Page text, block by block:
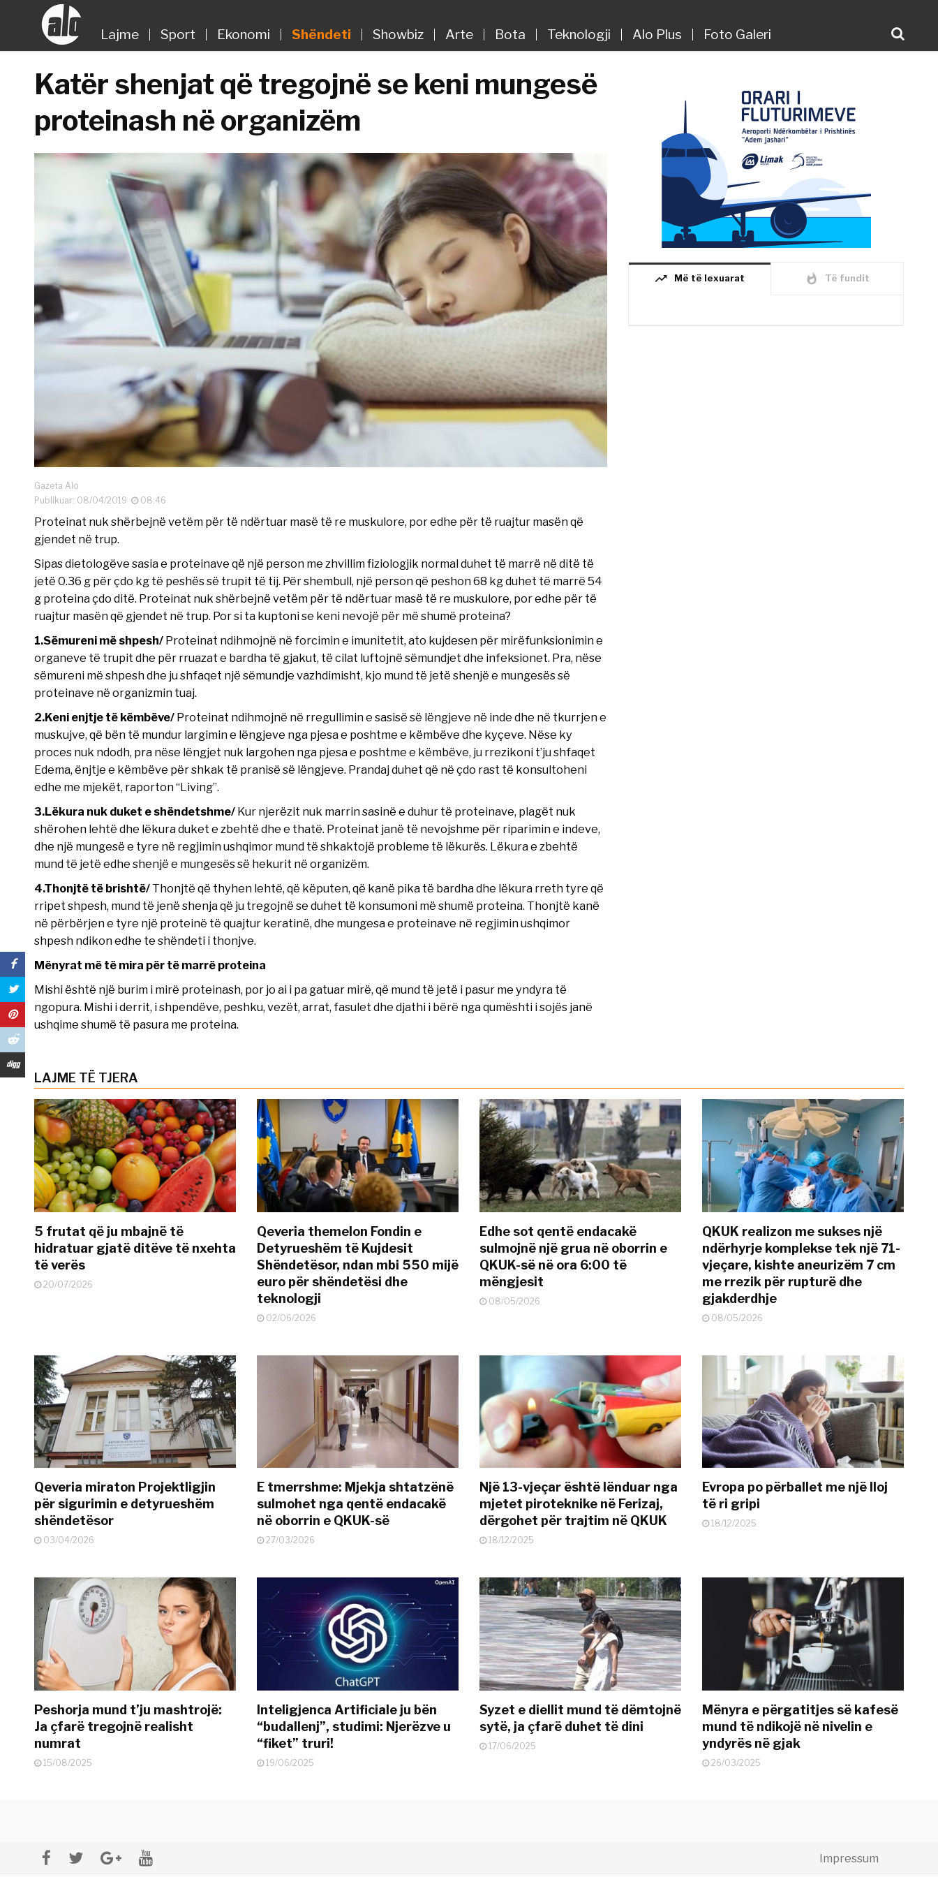
Lajme Sport Ekonomi Shëndeti Showbiz Arte Bota Teknologji Alo Plus Foto Galeri
Katër shenjat që tregojnë se keni mungesë
proteinash në organizëm
Gazeta Alo
Publikuar: 08/04/2019
08:46
Proteinat nuk shërbejnë vetëm për të ndërtuar masë të re muskulore, por edhe për të ruajtur masën që
gjendet në trup.
Sipas dietologëve sasia e proteinave që një person me zhvillim fiziologjik normal duhet të marrë në ditë të
jetë 0.36 g për çdo kg të peshës së trupit të tij. Për shembull, një person që peshon 68 kg duhet të marrë 54
g proteina çdo ditë. Proteinat nuk shërbejnë vetëm për të ndërtuar masë të re muskulore, por edhe për të
ruajtur masën që gjendet në trup. Por si ta kuptoni se keni nevojë për më shumë proteina?
1.Sëmureni më shpesh/Proteinat ndihmojnë në forcimin e imunitetit, ato kujdesen për mirëfunksionimin e
organeve të trupit dhe për rruazat e bardha të gjakut, të cilat luftojnë sëmundjet dhe infeksionet. Pra, nëse
sëmureni më shpesh dhe ju shfaqet një sëmundje vazhdimisht, kjo mund të jetë shenjë e mungesës së
proteinave në organizmin tuaj.
2.Keni enjtje të këmbëve/ Proteinat ndihmojnë në rregullimin e sasisë së lëngjeve në inde dhe në tkurrjen e
muskujve, që bën të mundur largimin e lëngjeve nga pjesa e poshtme e këmbëve dhe kyçeve. Nëse ky
proces nuk ndodh, pra nëse lëngjet nuk largohen nga pjesa e poshtme e këmbëve, ju rrezikoni t’ju shfaqet
Edema, ënjtje e këmbëve për shkak të pranisë së lëngjeve. Prandaj duhet që në çdo rast të konsultoheni
edhe me mjekët, raporton “Living”.
3.Lëkura nuk duket e shëndetshme/Kur njerëzit nuk marrin sasinë e duhur të proteinave, plagët nuk
shërohen lehtë dhe lëkura duket e zbehtë dhe e thatë. Proteinat janë të nevojshme për riparimin e indeve,
dhe një mungesë e tyre në regjimin ushqimor mund të shkaktojë probleme të lëkurës. Lëkura e zbehtë
mund të jetë edhe shenjë e mungesës së hekurit në organizëm.
4.Thonjtë të brishtë/Thonjtë që thyhen lehtë, që këputen, që kanë pika të bardha dhe lëkura rreth tyre që
rripet shpesh, mund të jenë shenja që ju tregojnë se duhet të konsumoni më shumë proteina. Thonjtë kanë
në përbërjen e tyre një proteinë të quajtur keratinë, dhe mungesa e proteinave në regjimin ushqimor
shpesh ndikon edhe te shëndeti i thonjve.
Mënyrat më të mira për të marrë proteina
Mishi është një burim i mirë proteinash, por jo ai i pa gatuar mirë, që mund të jetë i pasur me yndyra të
ngopura. Mishi i derrit, i shpendëve, peshku, vezët, arrat, fasulet dhe djathi i bërë nga qumështi i sojës janë
ushqime shumë të pasura me proteina.
trending_up Më të lexuarat whatshot Të fundit
LAJME TË TJERA
5 frutat që ju mbajnë të
hidratuar gjatë ditëve të nxehta
të verës
20/07/2026
Qeveria themelon Fondin e
Detyrueshëm të Kujdesit
Shëndetësor, ndan mbi 550 mijë
euro për shëndetësi dhe
teknologji
02/06/2026
Edhe sot qentë endacakë
sulmojnë një grua në oborrin e
QKUK-së në ora 6:00 të
mëngjesit
08/05/2026
QKUK realizon me sukses një
ndërhyrje komplekse tek një 71-
vjeçare, kishte aneurizëm 7 cm
me rrezik për rupturë dhe
gjakderdhje
08/05/2026
Qeveria miraton Projektligjin
për sigurimin e detyrueshëm
shëndetësor
03/04/2026
E tmerrshme: Mjekja shtatzënë
sulmohet nga qentë endacakë
në oborrin e QKUK-së
27/03/2026
Një 13-vjeçar është lënduar nga
mjetet piroteknike në Ferizaj,
dërgohet për trajtim në QKUK
18/12/2025
Evropa po përballet me një lloj
të ri gripi
18/12/2025
Peshorja mund t’ju mashtrojë:
Ja çfarë tregojnë realisht
numrat
15/08/2025
Inteligjenca Artificiale ju bën
“budallenj”, studimi: Njerëzve u
“fiket” truri!
19/06/2025
Syzet e diellit mund të dëmtojnë
sytë, ja çfarë duhet të dini
17/06/2025
Mënyra e përgatitjes së kafesë
mund të ndikojë në nivelin e
yndyrës në gjak
26/03/2025
Impressum